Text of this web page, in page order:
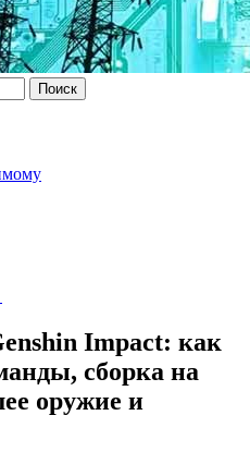
Impact: как
сборка на
оружие и